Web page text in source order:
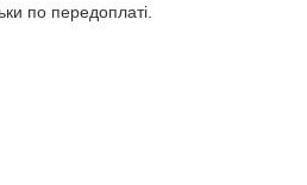
по передоплаті.